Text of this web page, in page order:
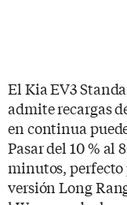
El Kia EV3
admite recargas
en continua
Pasar del 10 % al
minutos, perfecto
versión Long